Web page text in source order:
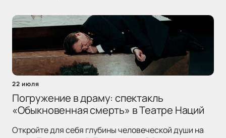
22 июля
Погружение в драму: спектакль
«Обыкновенная смерть» в Театре Наций
Откройте для себя глубины человеческой души на